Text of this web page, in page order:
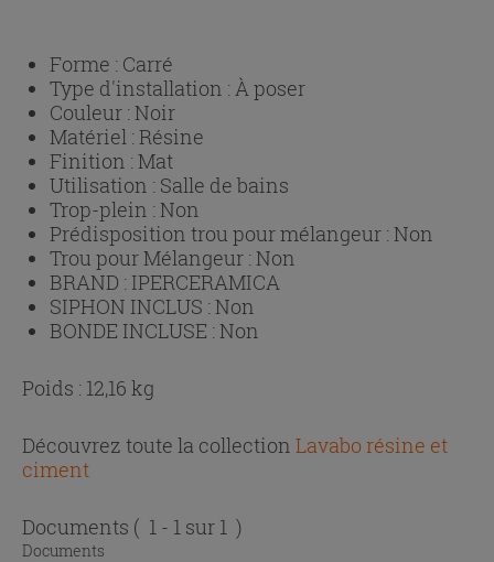
Forme : Carré
Type d'installation :À poser
Couleur :Noir
Matériel :Résine
Finition :Mat
Utilisation : Salle de bains
Trop-plein :Non
Prédisposition trou pour mélangeur :Non
Trou pour Mélangeur :Non
BRAND : IPERCERAMICA
SIPHON INCLUS :Non
BONDE INCLUSE :Non
Poids : 12,16 kg
Découvrez toute la collection Lavabo résine et
ciment
Documents ( 1 - 1 sur 1 )
Documents